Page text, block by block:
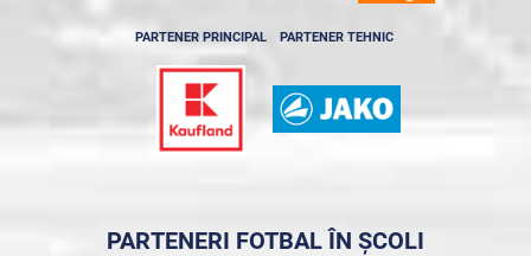
PARTENER PRINCIPAL PARTENER TEHNIC
PARTENERI FOTBAL ÎN ȘCOLI